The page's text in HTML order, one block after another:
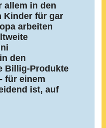
allem in den
Kinder für gar
arbeiten
den
Billig-Produkte
für einem
ist, auf